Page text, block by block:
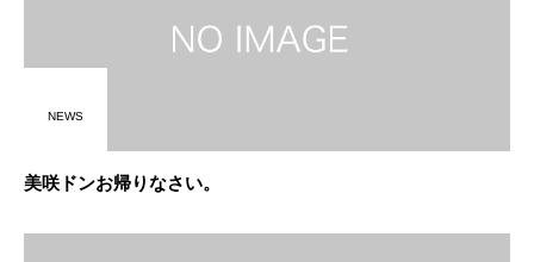
NEWS
美咲ドンお帰りなさい。